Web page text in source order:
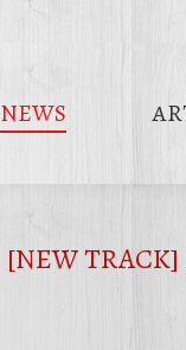
NEWS
[NEW